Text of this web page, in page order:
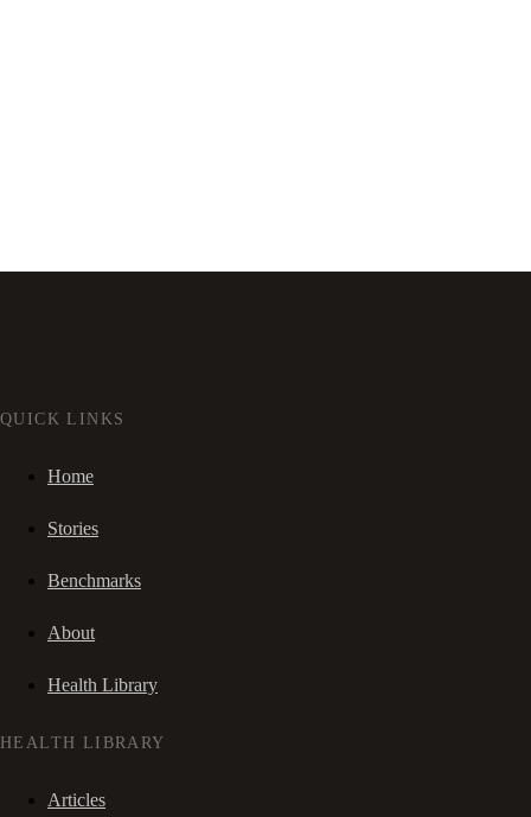
QUICK LINKS
Home
Stories
Benchmarks
About
Health Library
HEALTH LIBRARY
Articles